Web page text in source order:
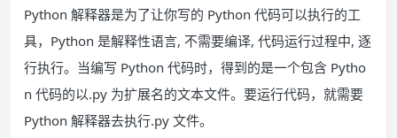
Python 解释器是为了让你写的 Python 代码可以执行的工
具，Python 是解释性语言, 不需要编译, 代码运行过程中, 逐
行执行。当编写 Python 代码时，得到的是一个包含 Pytho
n 代码的以.py 为扩展名的文本文件。要运行代码，就需要
Python 解释器去执行.py 文件。